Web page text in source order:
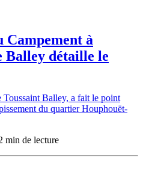
Campement à
Balley détaille le
Balley, a fait le point
du quartier Houphouët-
min de lecture